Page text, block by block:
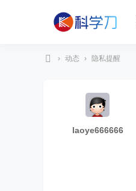
› 动态 › 隐私提醒
laoye666666